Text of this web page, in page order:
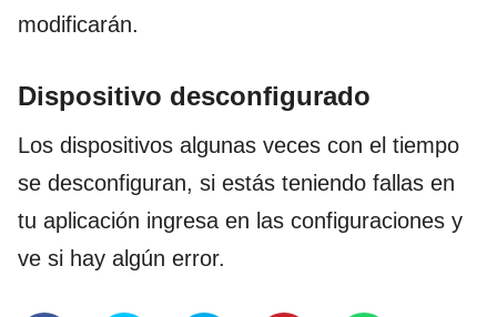
modificarán.
Dispositivo desconfigurado
Los dispositivos algunas veces con el tiempo
se desconfiguran, si estás teniendo fallas en
tu aplicación ingresa en las configuraciones y
ve si hay algún error.